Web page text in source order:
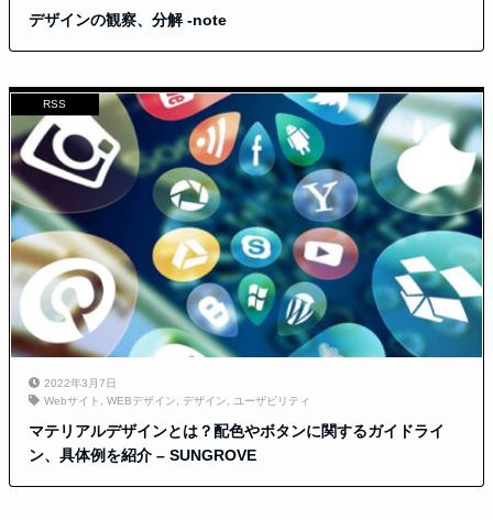
デザインの観察、分解 -note
RSS
2022年3月7日
Webサイト
WEBデザイン デザイン ユーザビリティ
マテリアルデザインとは？配色やボタンに関するガイドライ
ン、具体例を紹介 – SUNGROVE